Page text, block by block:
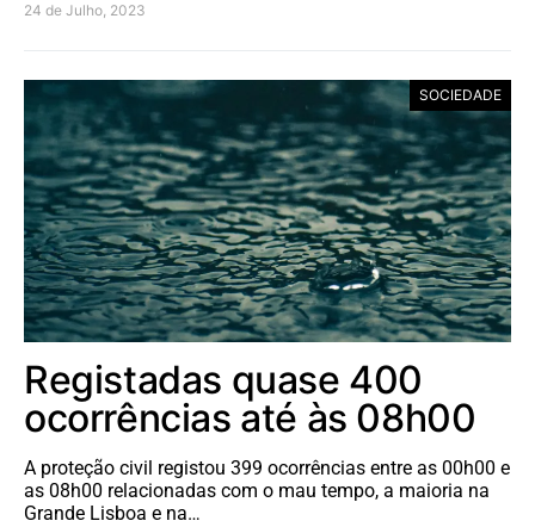
24 de Julho, 2023
SOCIEDADE
Registadas quase 400
ocorrências até às 08h00
A proteção civil registou 399 ocorrências entre as 00h00 e
as 08h00 relacionadas com o mau tempo, a maioria na
Grande Lisboa e na…